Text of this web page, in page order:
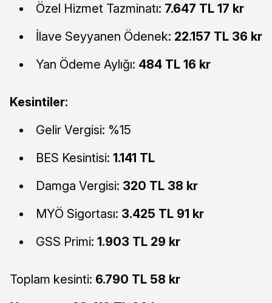
Özel Hizmet Tazminatı: 7.647 TL 17 kr
İlave Seyyanen Ödenek: 22.157 TL 36 kr
Yan Ödeme Aylığı: 484 TL 16 kr
Kesintiler:
Gelir Vergisi: %15
BES Kesintisi: 1.141 TL
Damga Vergisi: 320 TL 38 kr
MYÖ Sigortası: 3.425 TL 91 kr
GSS Primi: 1.903 TL 29 kr
Toplam kesinti: 6.790 TL 58 kr